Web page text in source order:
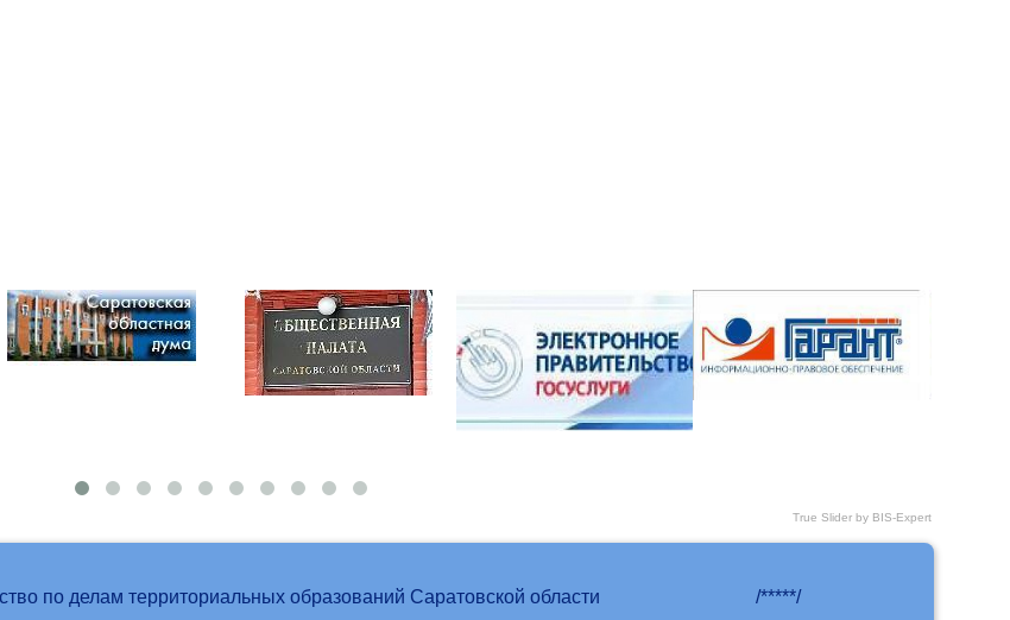
True Slider by BIS-Expert
по делам территориальных образований Саратовской области /*****/